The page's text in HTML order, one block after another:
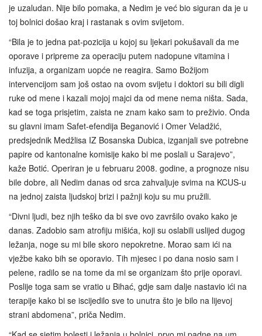
je uzaludan. Nije bilo pomaka, a Nedim je već bio siguran da je u
toj bolnici došao kraj i rastanak s ovim svijetom.
“Bila je to jedna pat-pozicija u kojoj su ljekari pokušavali da me
oporave i pripreme za operaciju putem nadopune vitamina i
infuzija, a organizam uopće ne reagira. Samo Božijom
intervencijom sam još ostao na ovom svijetu i doktori su bili digli
ruke od mene i kazali mojoj majci da od mene nema ništa. Sada,
kad se toga prisjetim, zaista ne znam kako sam to preživio. Onda
su glavni imam Safet-efendija Beganović i Omer Veladžić,
predsjednik Medžlisa IZ Bosanska Dubica, izganjali sve potrebne
papire od kantonalne komisije kako bi me poslali u Sarajevo”,
kaže Botić. Operiran je u februaru 2008. godine, a prognoze nisu
bile dobre, ali Nedim danas od srca zahvaljuje svima na KCUS-u
na jednoj zaista ljudskoj brizi i pažnji koju su mu pružili.
“Divni ljudi, bez njih teško da bi sve ovo završilo ovako kako je
danas. Zadobio sam atrofiju mišića, koji su oslabili uslijed dugog
ležanja, noge su mi bile skoro nepokretne. Morao sam ići na
vježbe kako bih se oporavio. Tih mjesec i po dana nosio sam i
pelene, radilo se na tome da mi se organizam što prije oporavi.
Poslije toga sam se vratio u Bihać, gdje sam dalje nastavio ići na
terapije kako bi se iscijedilo sve to unutra što je bilo na lijevoj
strani abdomena”, priča Nedim.